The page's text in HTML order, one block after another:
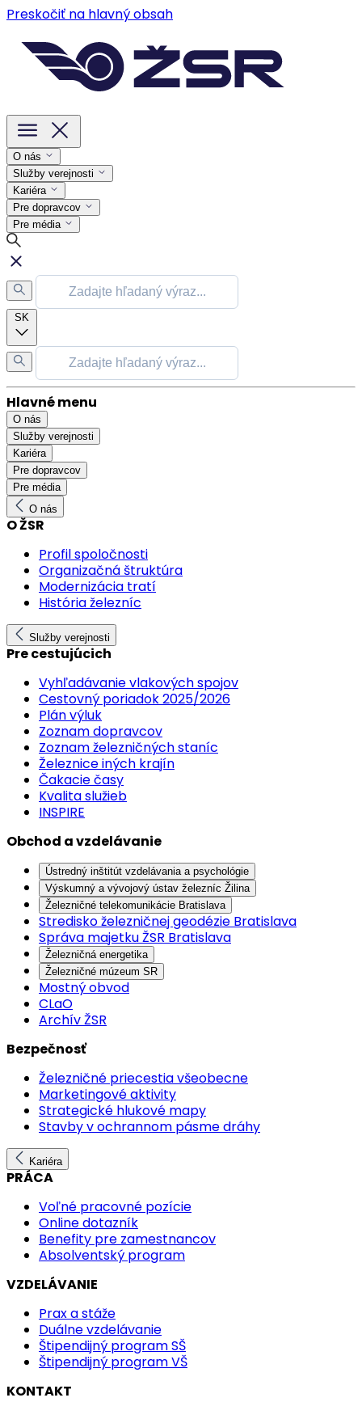
Preskočiť na hlavný obsah
O nás
Služby verejnosti
Kariéra
Pre dopravcov
Pre média
SK
Hlavné menu
O nás
Služby verejnosti
Kariéra
Pre dopravcov
Pre média
O nás
O ŽSR
Profil spoločnosti
Organizačná štruktúra
Modernizácia tratí
História železníc
Služby verejnosti
Pre cestujúcich
Vyhľadávanie vlakových spojov
Cestovný poriadok 2025/2026
Plán výluk
Zoznam dopravcov
Zoznam železničných staníc
Železnice iných krajín
Čakacie časy
Kvalita služieb
INSPIRE
Obchod a vzdelávanie
Ústredný inštitút vzdelávania a psychológie
Výskumný a vývojový ústav železníc Žilina
Železničné telekomunikácie Bratislava
Stredisko železničnej geodézie Bratislava
Správa majetku ŽSR Bratislava
Železničná energetika
Železničné múzeum SR
Mostný obvod
CLaO
Archív ŽSR
Bezpečnosť
Železničné priecestia všeobecne
Marketingové aktivity
Strategické hlukové mapy
Stavby v ochrannom pásme dráhy
Kariéra
PRÁCA
Voľné pracovné pozície
Online dotazník
Benefity pre zamestnancov
Absolventský program
VZDELÁVANIE
Prax a stáže
Duálne vzdelávanie
Štipendijný program SŠ
Štipendijný program VŠ
KONTAKT